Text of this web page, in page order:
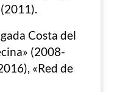
Costa del
(2008-
«Red de